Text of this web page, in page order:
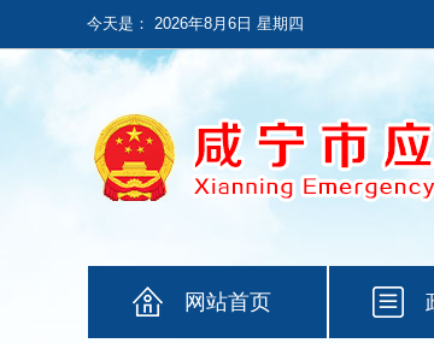
今天是： 2026年8月6日 星期四
网站首页